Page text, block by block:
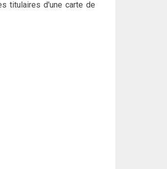
titulaires d'une carte de